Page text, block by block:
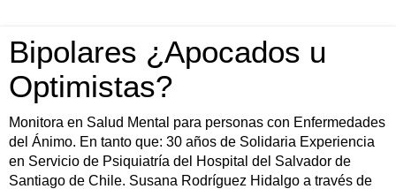
Bipolares ¿Apocados u
Optimistas?
Monitora en Salud Mental para personas con Enfermedades
del Ánimo. En tanto que: 30 años de Solidaria Experiencia
en Servicio de Psiquiatría del Hospital del Salvador de
Santiago de Chile. Susana Rodríguez Hidalgo a través de